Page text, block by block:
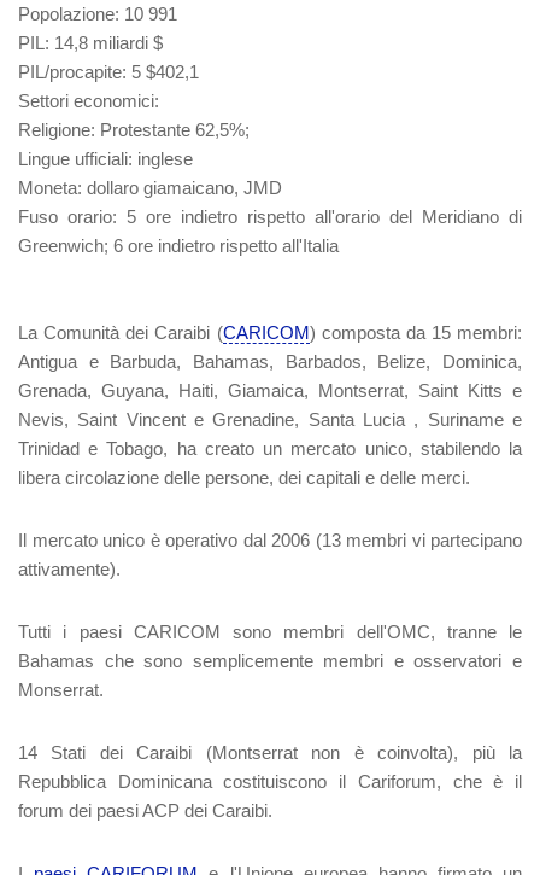
Popolazione: 10 991
PIL : 14,8 miliardi $
PIL/procapite: 5 $402,1
Settori economici:
Religione: Protestante 62,5%;
Lingue ufficiali: inglese
Moneta: dollaro giamaicano, JMD
Fuso orario: 5 ore indietro rispetto all'orario del Meridiano di
Greenwich; 6 ore indietro rispetto all'Italia
La Comunità dei Caraibi (CARICOM) composta da 15 membri:
Antigua e Barbuda, Bahamas, Barbados, Belize, Dominica,
Grenada, Guyana, Haiti, Giamaica, Montserrat, Saint Kitts e
Nevis, Saint Vincent e Grenadine, Santa Lucia , Suriname e
Trinidad e Tobago, ha creato un mercato unico, stabilendo la
libera circolazione delle persone, dei capitali e delle merci.
Il mercato unico è operativo dal 2006 (13 membri vi partecipano
attivamente).
Tutti i paesi CARICOM sono membri dell'OMC, tranne le
Bahamas che sono semplicemente membri e osservatori e
Monserrat.
14 Stati dei Caraibi (Montserrat non è coinvolta), più la
Repubblica Dominicana costituiscono il Cariforum, che è il
forum dei paesi ACP dei Caraibi.